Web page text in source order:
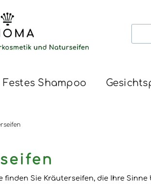
Festes Shampoo
finden Sie Kräuterseifen, die Ihre